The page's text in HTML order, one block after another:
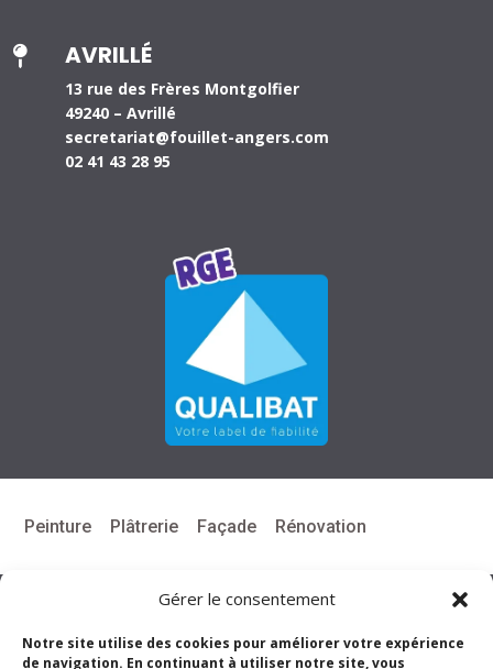
Gérer le consentement
Notre site utilise des cookies pour améliorer votre expérience
de navigation. En continuant à utiliser notre site, vous
 AVRILLÉ
13 rue des Frères Montgolfier
49240 – Avrillé
secretariat@fouillet-angers.com
02 41 43 28 95
Peinture Plâtrerie Façade Rénovation